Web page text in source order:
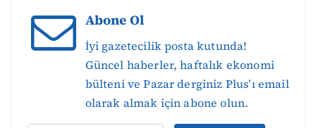
Abone Ol
İyi gazetecilik posta kutunda!
Güncel haberler, haftalık ekonomi
bülteni ve Pazar derginiz Plus’ı email
olarak almak için abone olun.